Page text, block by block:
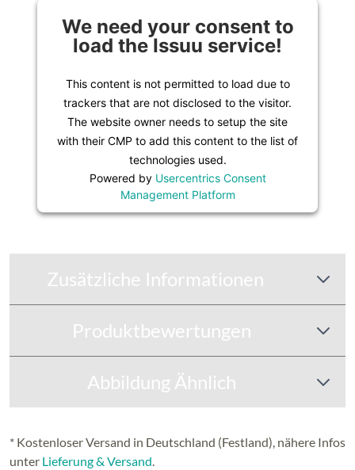
We need your consent to
load the Issuu service!
This content is not permitted to load due to
trackers that are not disclosed to the visitor.
The website owner needs to setup the site
with their CMP to add this content to the list of
technologies used.
Powered by Usercentrics Consent
Management Platform
Zusätzliche Informationen
Produktbewertungen
Abbildung Ähnlich
* Kostenloser Versand in Deutschland (Festland), nähere Infos
unter Lieferung & Versand.